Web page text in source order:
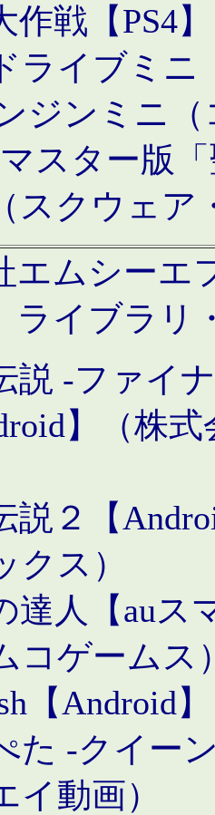
作戦【PS4
ライブミニ
ジンミニ
スター版
スクウェア
エムシーエ
ライブラリ
説 -ファイ
】（株
説２【
クス）
達人【auス
コゲームス
【Android
た -クイー
イ動画）